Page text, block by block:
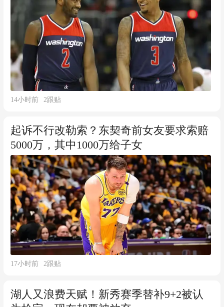
14小时前 2跟贴
起诉不行改勒索？东契奇前女友要求索赔
5000万，其中1000万给子女
17小时前 2跟贴
湖人又浪费天赋！新秀赛季替补9+2被认